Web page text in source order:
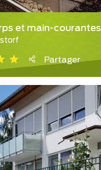
et main-courantes
Partager